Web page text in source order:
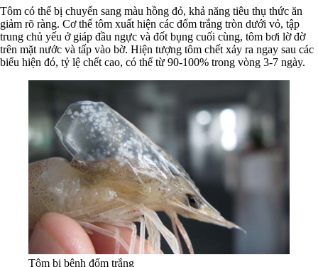
Tôm có thể bị chuyển sang màu hồng đỏ, khả năng tiêu thụ thức ăn
giảm rõ ràng. Cơ thể tôm xuất hiện các đốm trắng tròn dưới vỏ, tập
trung chủ yếu ở giáp đầu ngực và đốt bụng cuối cùng, tôm bơi lờ đờ
trên mặt nước và tấp vào bờ. Hiện tượng tôm chết xảy ra ngay sau các
biểu hiện đó, tỷ lệ chết cao, có thể từ 90-100% trong vòng 3-7 ngày.
Tôm bị bệnh đốm trắng